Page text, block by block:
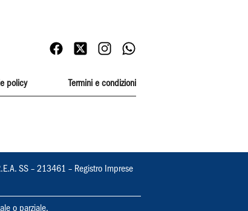
policy Termini e condizioni
SS – 213461 – Registro Imprese
o parziale.